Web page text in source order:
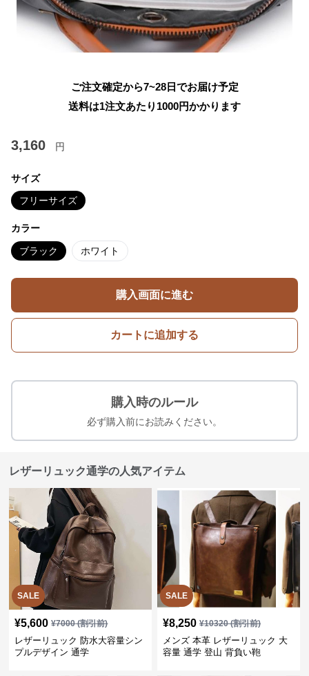
ご注文確定から7~28日でお届け予定
送料は1注文あたり 1000円かかります
3,160 円
サイズ
フリーサイズ
カラー
ブラック ホワイト
購入画面に進む
カートに追加する
購入時のルール
必ず購入前にお読みください。
レザーリュック通学の人気アイテム
SALE
¥5,600 ¥7000(割引前)
レザーリュック 防水大容量シン
プルデザイン 通学
SALE
¥8,250 ¥10320(割引前)
メンズ 本革 レザーリュック 大
容量 通学 登山 背負い鞄